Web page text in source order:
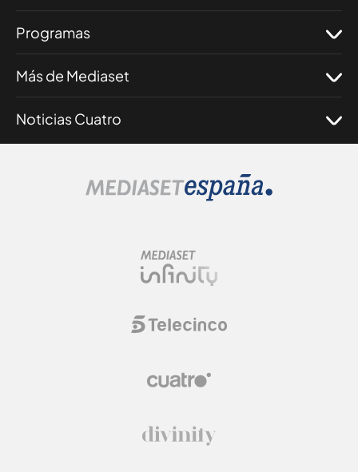
Programas
Más de Mediaset
Noticias Cuatro